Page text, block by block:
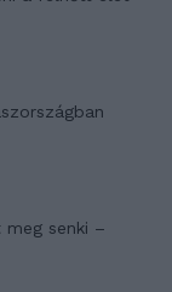
meg senki –